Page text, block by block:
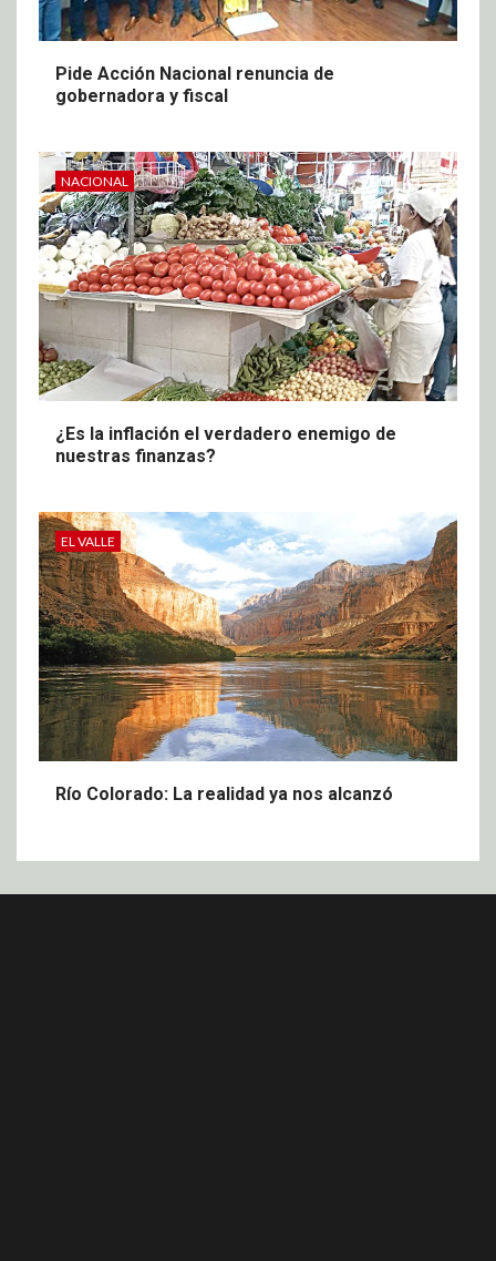
Pide Acción Nacional renuncia de
gobernadora y fiscal
NACIONAL
¿Es la inflación el verdadero enemigo de
nuestras finanzas?
EL VALLE
Río Colorado: La realidad ya nos alcanzó